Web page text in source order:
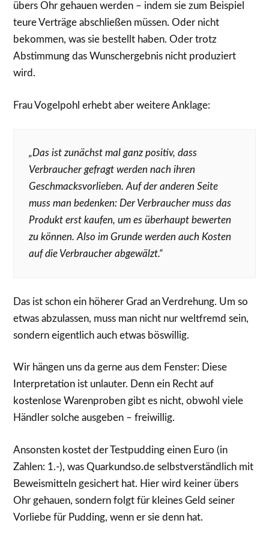
übers Ohr gehauen werden – indem sie zum Beispiel
teure Verträge abschließen müssen. Oder nicht
bekommen, was sie bestellt haben. Oder trotz
Abstimmung das Wunschergebnis nicht produziert
wird.
Frau Vogelpohl erhebt aber weitere Anklage:
„Das ist zunächst mal ganz positiv, dass
Verbraucher gefragt werden nach ihren
Geschmacksvorlieben. Auf der anderen Seite
muss man bedenken: Der Verbraucher muss das
Produkt erst kaufen, um es überhaupt bewerten
zu können. Also im Grunde werden auch Kosten
auf die Verbraucher abgewälzt.“
Das ist schon ein höherer Grad an Verdrehung. Um so
etwas abzulassen, muss man nicht nur weltfremd sein,
sondern eigentlich auch etwas böswillig.
Wir hängen uns da gerne aus dem Fenster: Diese
Interpretation ist unlauter. Denn ein Recht auf
kostenlose Warenproben gibt es nicht, obwohl viele
Händler solche ausgeben – freiwillig.
Ansonsten kostet der Testpudding einen Euro (in
Zahlen: 1.-), was Quarkundso.de selbstverständlich mit
Beweismitteln gesichert hat. Hier wird keiner übers
Ohr gehauen, sondern folgt für kleines Geld seiner
Vorliebe für Pudding, wenn er sie denn hat.